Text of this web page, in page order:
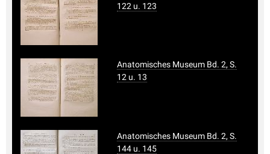
122 u. 123
Anatomisches Museum Bd. 2, S.
12 u. 13
Anatomisches Museum Bd. 2, S.
144 u. 145